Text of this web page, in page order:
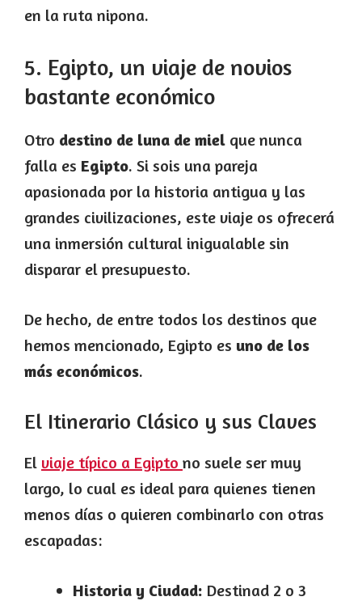
en la ruta nipona.
5. Egipto, un viaje de novios
bastante económico
Otro destino de luna de miel que nunca
falla es Egipto. Si sois una pareja
apasionada por la historia antigua y las
grandes civilizaciones, este viaje os ofrecerá
una inmersión cultural inigualable sin
disparar el presupuesto.
De hecho, de entre todos los destinos que
hemos mencionado, Egipto es uno de los
más económicos.
El Itinerario Clásico y sus Claves
El viaje típico a Egipto no suele ser muy
largo, lo cual es ideal para quienes tienen
menos días o quieren combinarlo con otras
escapadas:
Historia y Ciudad: Destinad 2 o 3